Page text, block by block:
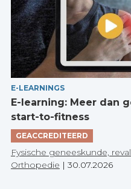
E-LEARNINGS
E-learning: Meer dan
start-to-fitness
GEACCREDITEERD
Fysische geneeskunde,
Orthopedie | 30.07.2026